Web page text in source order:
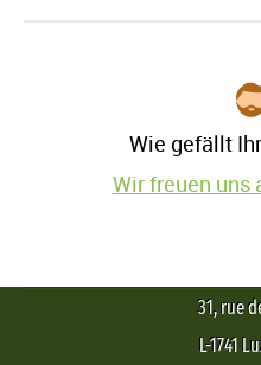
Wie gefällt
Wir freuen uns
31, rue
L-1741